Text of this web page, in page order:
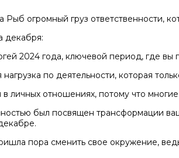
Рыб огромный груз ответственности,
декабря:
2024 года, ключевой период, где вы
по деятельности, которая
личных отношениях, потому что
был посвящен трансформации
пора сменить свое окружение,